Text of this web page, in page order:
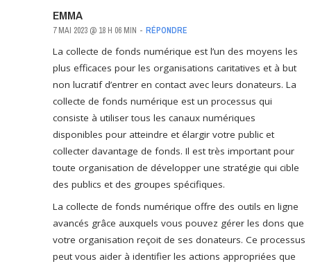
EMMA
7 MAI 2023 @ 18 H 06 MIN - RÉPONDRE
La collecte de fonds numérique est l’un des moyens les
plus efficaces pour les organisations caritatives et à but
non lucratif d’entrer en contact avec leurs donateurs. La
collecte de fonds numérique est un processus qui
consiste à utiliser tous les canaux numériques
disponibles pour atteindre et élargir votre public et
collecter davantage de fonds. Il est très important pour
toute organisation de développer une stratégie qui cible
des publics et des groupes spécifiques.
La collecte de fonds numérique offre des outils en ligne
avancés grâce auxquels vous pouvez gérer les dons que
votre organisation reçoit de ses donateurs. Ce processus
peut vous aider à identifier les actions appropriées que